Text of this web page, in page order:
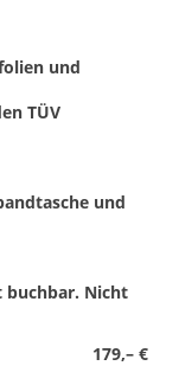
und
TÜV
und
buchbar. Nicht
179,– €